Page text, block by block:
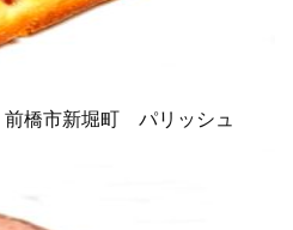
前橋市新堀町 パリッシュ